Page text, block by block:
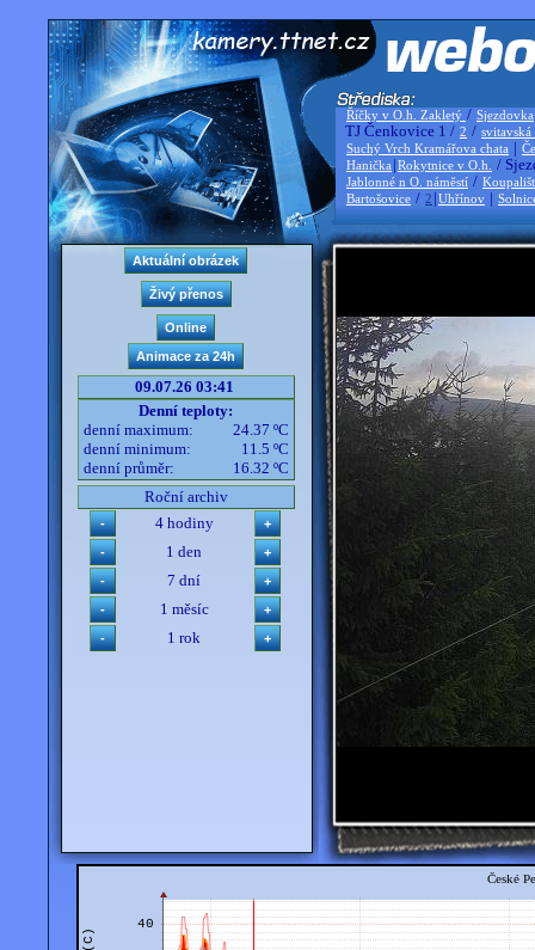
Říčky v O.h. Zakletý / Sjezdovka
TJ Čenkovice 1 / 2 / svitavská
Suchý Vrch Kramářova chata |
Hanička |Rokytnice v O.h. /
Jablonné n O. náměstí /
Bartošovice / 2 |Uhřínov |
09.07.26 03:41
Denní teploty:
denní maximum:
24.37 ºC
denní minimum:
11.5 ºC
denní průměr:
16.32 ºC
Roční archiv
4 hodiny
1 den
7 dní
1 měsíc
1 rok